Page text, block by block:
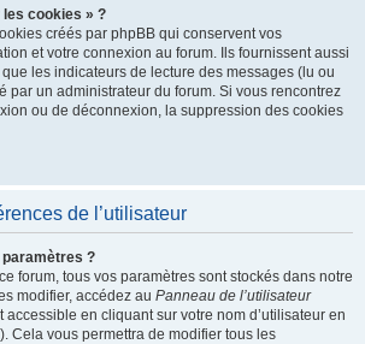
cookies » ?
créés par phpBB qui conservent vos
et votre connexion au forum. Ils fournissent aussi
les indicateurs de lecture des messages (lu ou
par un administrateur du forum. Si vous rencontrez
ou de déconnexion, la suppression des cookies
de l’utilisateur
?
forum, tous vos paramètres sont stockés dans notre
modifier, accédez au Panneau de l’utilisateur
en cliquant sur votre nom d’utilisateur en
Cela vous permettra de modifier tous les